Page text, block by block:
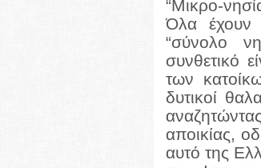
“Μικρο-
Όλα έχουν
“σύνολο
συνθετικό
των
δυτικοί
αποικίας,
αυτό της